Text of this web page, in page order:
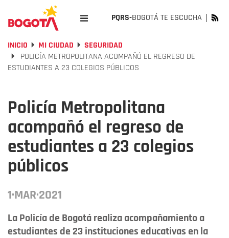
PQRS-BOGOTÁ TE ESCUCHA
INICIO MI CIUDAD
SEGURIDAD
POLICÍA METROPOLITANA ACOMPAÑÓ EL REGRESO DE
ESTUDIANTES A 23 COLEGIOS PÚBLICOS
Policía Metropolitana
acompañó el regreso de
estudiantes a 23 colegios
públicos
1·MAR·2021
La Policía de Bogotá realiza acompañamiento a
estudiantes de 23 instituciones educativas en la